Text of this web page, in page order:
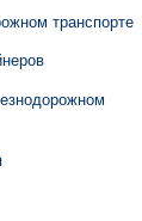
транспорте